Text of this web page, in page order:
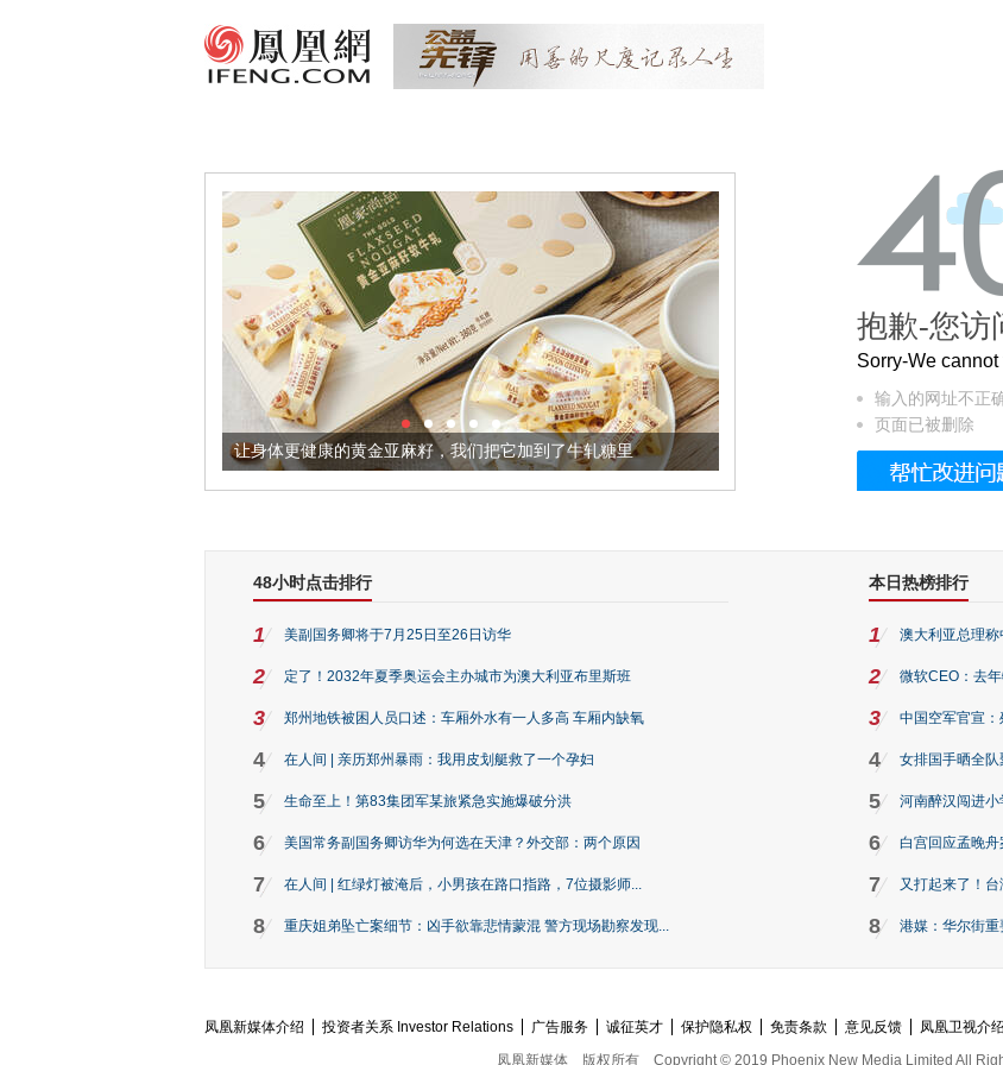
让身体更健康的黄金亚麻籽，我们把它加到了牛轧糖里 被列入佛家七宝的它到底有多美？
抱歉-您访
Sorry-We cannot
输入的网址不正
页面已被删除
48小时点击排行
1 美副国务卿将于7月25日至26日访华
2 定了！2032年夏季奥运会主办城市为澳大利亚布里斯班
3 郑州地铁被困人员口述：车厢外水有一人多高 车厢内缺氧
4 在人间 | 亲历郑州暴雨：我用皮划艇救了一个孕妇
5 生命至上！第83集团军某旅紧急实施爆破分洪
6 美国常务副国务卿访华为何选在天津？外交部：两个原因
7 在人间 | 红绿灯被淹后，小男孩在路口指路，7位摄影师...
8 重庆姐弟坠亡案细节：凶手欲靠悲情蒙混 警方现场勘察发现...
本日热榜排行
1 澳大利亚总理
2 微软CEO：去
3 中国空军官宣：
4 女排国手晒全
5 河南醉汉闯进
6 白宫回应孟晚
7 又打起来了！
8 港媒：华尔街重
凤凰新媒体介绍 投资者关系 Investor Relations 广告服务 诚征英才 保护隐私权 免责条款 意见反馈 凤凰卫视介绍
凤凰新媒体
版权所有 Copyright © 2019 Phoenix New Media Limited All